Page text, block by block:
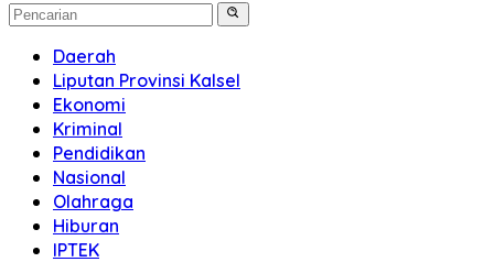
Daerah
Liputan Provinsi Kalsel
Ekonomi
Kriminal
Pendidikan
Nasional
Olahraga
Hiburan
IPTEK